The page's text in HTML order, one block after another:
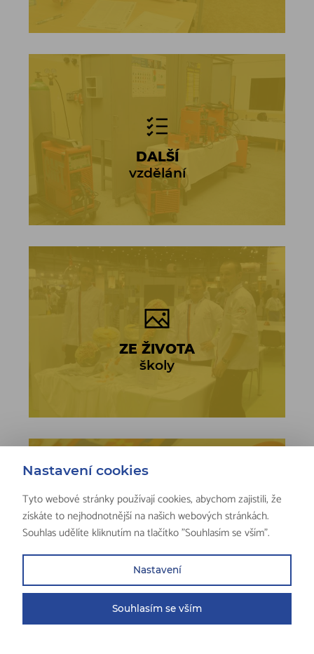
Nastavení cookies
Tyto webové stránky používají cookies, abychom zajistili, že
získáte to nejhodnotnější na našich webových stránkách.
Souhlas udělíte kliknutím na tlačítko "Souhlasím se vším".
Nastavení
Souhlasím se vším
DALŠÍ
vzdělání
ZE ŽIVOTA
školy
AKTUÁLNÍ
jídelníček